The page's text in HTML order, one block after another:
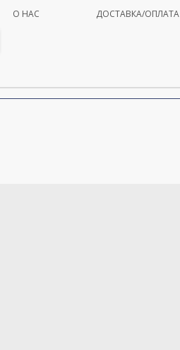
О НАС ДОСТАВКА/ОПЛАТА